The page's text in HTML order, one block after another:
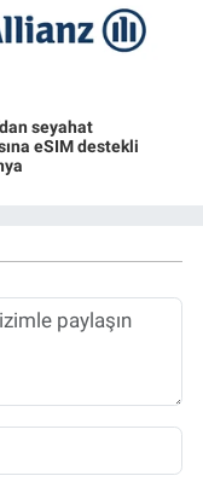
seyahat
eSIM destekli